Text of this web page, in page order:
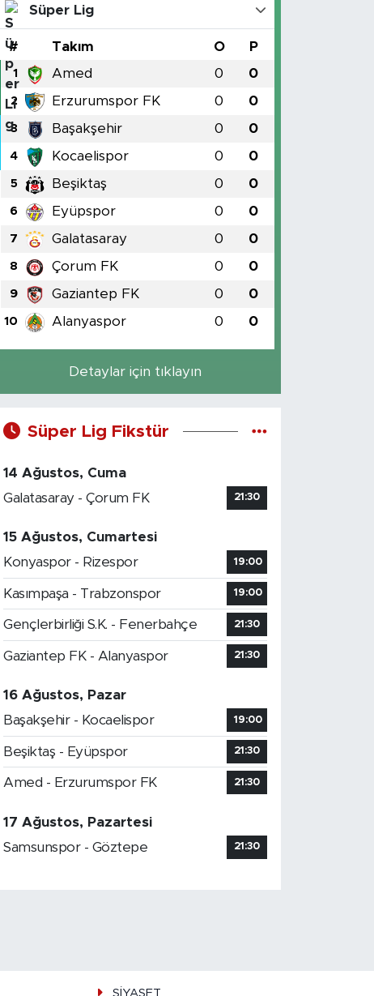
Süper Lig
# Takım O P
1 Amed 0 0
2 Erzurumspor FK 0 0
3 Başakşehir 0 0
4 Kocaelispor 0 0
5 Beşiktaş 0 0
6 Eyüpspor 0 0
7 Galatasaray 0 0
8 Çorum FK 0 0
9 Gaziantep FK 0 0
10 Alanyaspor 0 0
Detaylar için tıklayın
Süper Lig Fikstür
14 Ağustos, Cuma
Galatasaray - Çorum FK
21:30
15 Ağustos, Cumartesi
Konyaspor - Rizespor
19:00
Kasımpaşa - Trabzonspor 19:00
Gençlerbirliği S.K. - Fenerbahçe 21:30
Gaziantep FK - Alanyaspor 21:30
16 Ağustos, Pazar
Başakşehir - Kocaelispor
19:00
Beşiktaş - Eyüpspor 21:30
Amed - Erzurumspor FK 21:30
17 Ağustos, Pazartesi
Samsunspor - Göztepe
21:30
SİYASET